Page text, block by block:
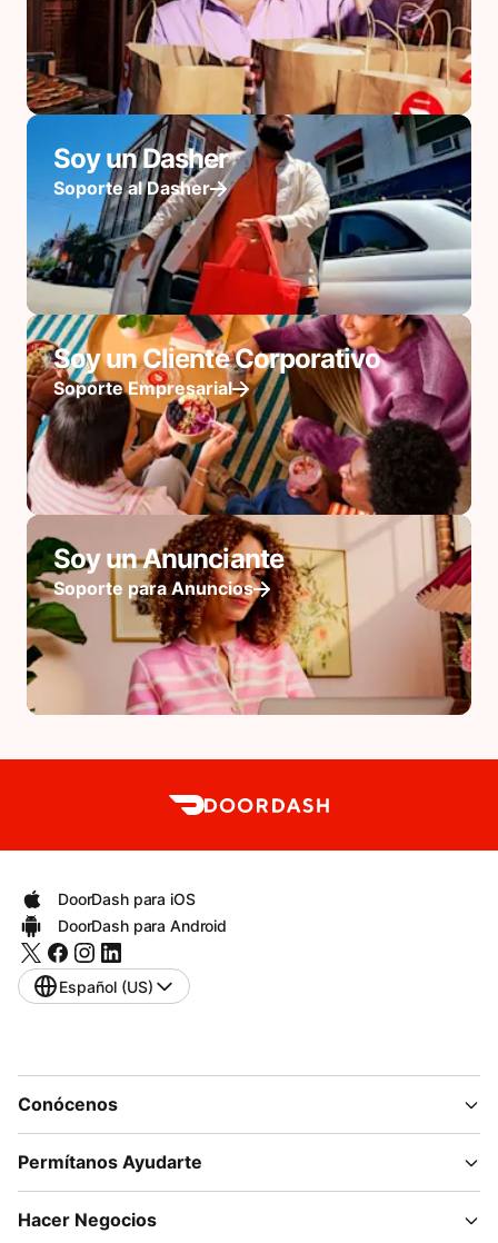
Soy un Dasher
Soporte al Dasher
Soy un Cliente Corporativo
Soporte Empresarial
Soy un Anunciante
Soporte para Anuncios
DoorDash para iOS
DoorDash para Android
Español (US)
Conócenos
Permítanos Ayudarte
Hacer Negocios